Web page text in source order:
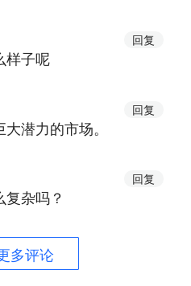
回复
样子呢
回复
潜力的市场。
回复
杂吗？
多评论